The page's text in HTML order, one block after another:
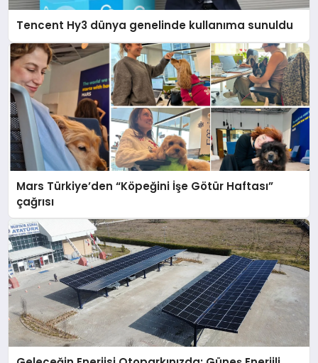
Tencent Hy3 dünya genelinde kullanıma sunuldu
Mars Türkiye’den “Köpeğini İşe Götür Haftası”
çağrısı